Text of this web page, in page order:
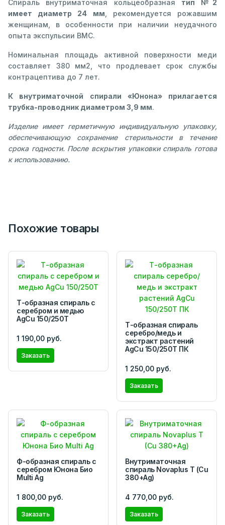
Спираль внутриматочная кольцеобразная тип №2
имеет диаметр 24 мм , рекомендуется рожавшим
женщинам, в особенности при наличии неудачного
опыта экспульсии ВМС.
Номинальная площадь активной поверхности меди
составляет 380 мм2, что продлевает срок службы
контрацептива до 7 лет.
К внутриматочной спирали «Юнона» прилагается
трубка-проводник диаметром 3,9 мм.
Изделие имеет герметичную индивидуальную упаковку,
обеспечивающую сохранение стерильности в течение
срока годности. После вскрытия упаковки спираль готова
к использованию.
Похожие товары
Т-образная спираль с
серебром и медью
AgCu 150/250Т
1 190,00 руб.
Заказать
Т-образная спираль
серебро/медь и
экстракт растений
AgCu 150/250Т ПК
1 250,00 руб.
Заказать
Ф-образная спираль с
серебром Юнона Био
Multi Ag
1 800,00 руб.
Заказать
Внутриматочная
спираль Novaplus T (Cu
380+Ag)
4 770,00 руб.
Заказать